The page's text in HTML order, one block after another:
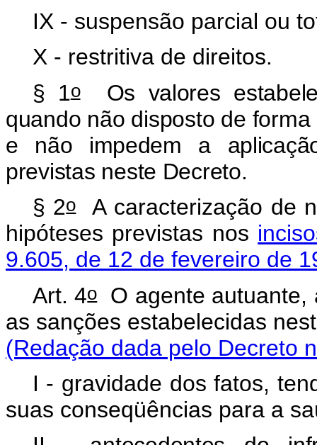
IX - suspensão parcial ou
X - restritiva de direitos.
§ 1oOs valores
quando não disposto de
e não impedem a
previstas neste Decreto.
§ 2oA caracterização de
hipóteses previstas nos
9.605, de 12 de fevereiro de
Art. 4oO agente autuante,
as sanções
(Redação dada pelo Decreto
I - gravidade dos fatos,
suas conseqüências para a